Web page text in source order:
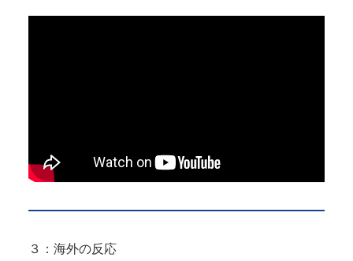
３：海外の反応